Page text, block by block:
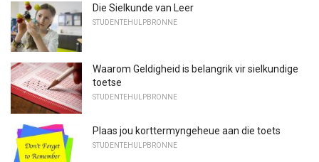
Die Sielkunde van Leer
STUDENTEHULPBRONNE
Waarom Geldigheid is belangrik vir sielkundige
toetse
STUDENTEHULPBRONNE
Plaas jou korttermyngeheue aan die toets
STUDENTEHULPBRONNE